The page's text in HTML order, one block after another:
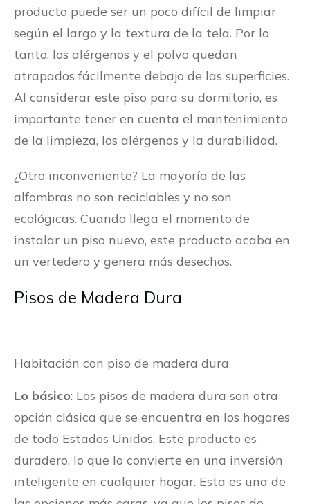
producto puede ser un poco difícil de limpiar
según el largo y la textura de la tela. Por lo
tanto, los alérgenos y el polvo quedan
atrapados fácilmente debajo de las superficies.
Al considerar este piso para su dormitorio, es
importante tener en cuenta el mantenimiento
de la limpieza, los alérgenos y la durabilidad.
¿Otro inconveniente? La mayoría de las
alfombras no son reciclables y no son
ecológicas. Cuando llega el momento de
instalar un piso nuevo, este producto acaba en
un vertedero y genera más desechos.
Pisos de Madera Dura
Habitación con piso de madera dura
Lo básico: Los pisos de madera dura son otra
opción clásica que se encuentra en los hogares
de todo Estados Unidos. Este producto es
duradero, lo que lo convierte en una inversión
inteligente en cualquier hogar. Esta es una de